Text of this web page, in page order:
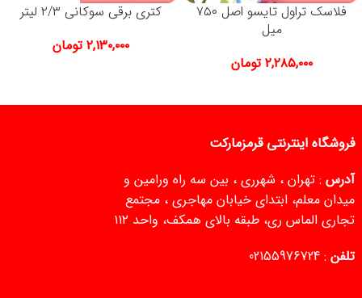
فلاسک تراول تایسو اصل ۷۵۰
میل
۲,۲۸۵,۰۰۰ تومان
کتری برقی سوکانی ۲/۳ لیتر
۲,۱۳۰,۰۰۰ تومان
فروشگاه اینترنتی قرمزمارکت
آدرس : تهران ، شهرری ، بین سه راه ورامین و
میدان معلم، ابتدای خیابان مهاجری ، مجتمع
تجاری الماس ری، طبقه بالای همکف، واحد ۱۱۲
تلفن :
02155976724